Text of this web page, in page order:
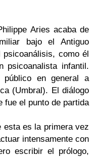
Aries acaba de
bajo el Antiguo
psicoanálisis, como él
psicoanalista infantil.
en general a
(Umbral). El diálogo
fue el punto de partida
esta es la primera vez
intensamente con
escribir el prólogo,